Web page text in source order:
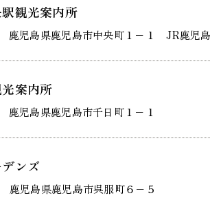
観光案内所
児島県鹿児島市中央町１−１ JR鹿児
案内所
児島県鹿児島市千日町１−１
ンズ
児島県鹿児島市呉服町６−５